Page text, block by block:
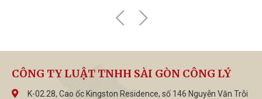
CÔNG TY LUẬT TNHH SÀI GÒN CÔNG LÝ
K-02.28, Cao ốc Kingston Residence, số 146 Nguyễn Văn Trỗi